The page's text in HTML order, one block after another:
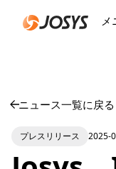
メ
ニュース一覧に戻る
プレスリリース 2025-